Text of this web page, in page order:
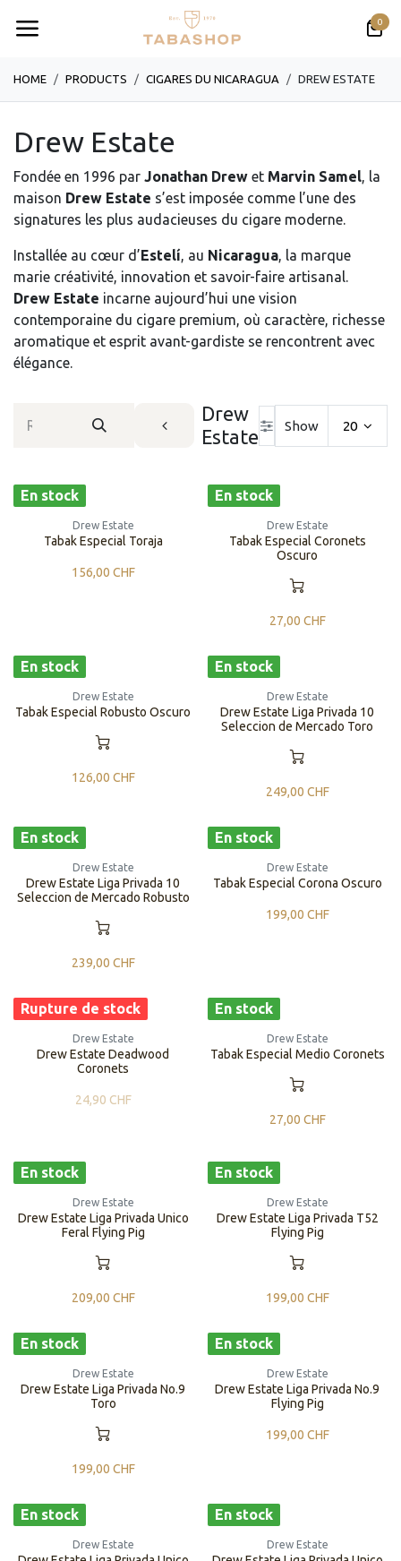
0
HOME PRODUCTS CIGARES DU NICARAGUA DREW ESTATE
Drew Estate
Fondée en 1996 par Jonathan Drew et Marvin Samel, la
maison Drew Estate s’est imposée comme l’une des
signatures les plus audacieuses du cigare moderne.
Installée au cœur d’Estelí, au Nicaragua, la marque
marie créativité, innovation et savoir-faire artisanal.
Drew Estate incarne aujourd’hui une vision
contemporaine du cigare premium, où caractère, richesse
aromatique et esprit avant-gardiste se rencontrent avec
élégance.
Drew
Estate
Show 20
En stock
Drew Estate
Tabak Especial Toraja
156,00 CHF
En stock
Drew Estate
Tabak Especial Coronets
Oscuro
27,00 CHF
En stock
Drew Estate
Tabak Especial Robusto Oscuro
126,00 CHF
En stock
Drew Estate
Drew Estate Liga Privada 10
Seleccion de Mercado Toro
249,00 CHF
En stock
Drew Estate
Drew Estate Liga Privada 10
Seleccion de Mercado Robusto
239,00 CHF
En stock
Drew Estate
Tabak Especial Corona Oscuro
199,00 CHF
Rupture de stock
Drew Estate
Drew Estate Deadwood
Coronets
24,90 CHF
En stock
Drew Estate
Tabak Especial Medio Coronets
27,00 CHF
En stock
Drew Estate
Drew Estate Liga Privada Unico
Feral Flying Pig
209,00 CHF
En stock
Drew Estate
Drew Estate Liga Privada T52
Flying Pig
199,00 CHF
En stock
Drew Estate
Drew Estate Liga Privada No.9
Toro
199,00 CHF
En stock
Drew Estate
Drew Estate Liga Privada No.9
Flying Pig
199,00 CHF
En stock
Drew Estate
En stock
Drew Estate